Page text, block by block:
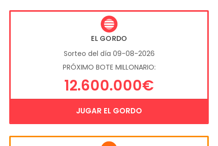
EL GORDO
Sorteo del día 09-08-2026
PRÓXIMO BOTE MILLONARIO:
12.600.000€
JUGAR EL GORDO